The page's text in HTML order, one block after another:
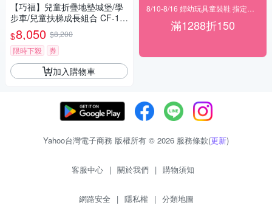
【巧福】兒童折疊地墊城堡/學
步車/兒童扶梯成長組合 CF-10
15M
$8,050 $8,200
限時下殺
券
加入購物車
滿1288折150
Yahoo台灣電子商務 版權所有 © 2026 服務條款(更新)
客服中心 | 關於我們 | 購物須知
網路安全 | 隱私權 | 分類地圖